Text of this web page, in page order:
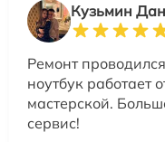
Кузьмин
Ремонт
ноутбук работает
мастерской.
сервис!